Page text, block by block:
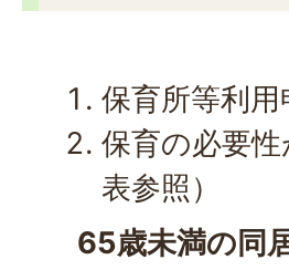
保育所等利
保育の必要
表参照）
65歳未満の同